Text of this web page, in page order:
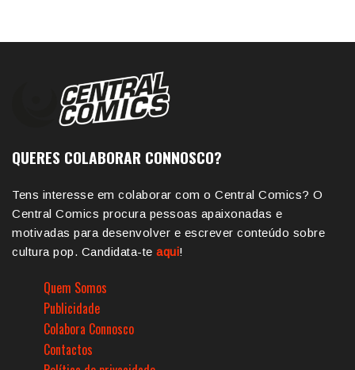
QUERES COLABORAR CONNOSCO?
Tens interesse em colaborar com o Central Comics? O
Central Comics procura pessoas apaixonadas e
motivadas para desenvolver e escrever conteúdo sobre
cultura pop. Candidata-te aqui!
Quem Somos
Publicidade
Colabora Connosco
Contactos